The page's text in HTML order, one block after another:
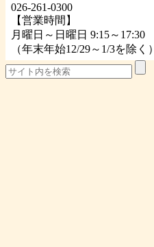
026-261-0300
【営業時間】
月曜日～日曜日 9:15～17:30
（年末年始12/29～1/3を除く）